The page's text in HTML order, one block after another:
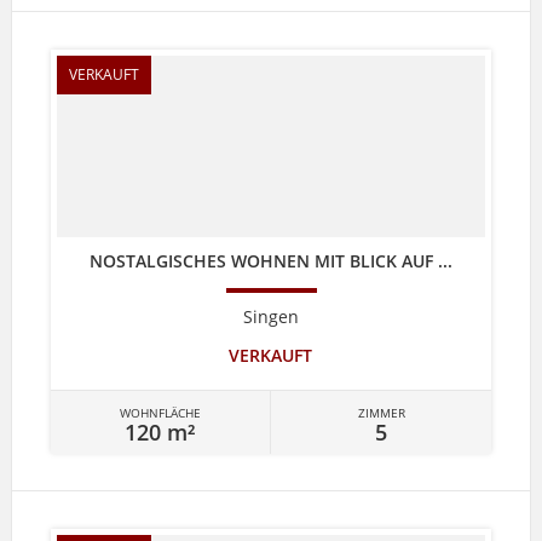
VERKAUFT
NOSTALGISCHES WOHNEN MIT BLICK AUF ...
Singen
VERKAUFT
WOHNFLÄCHE
120 m²
ZIMMER
5